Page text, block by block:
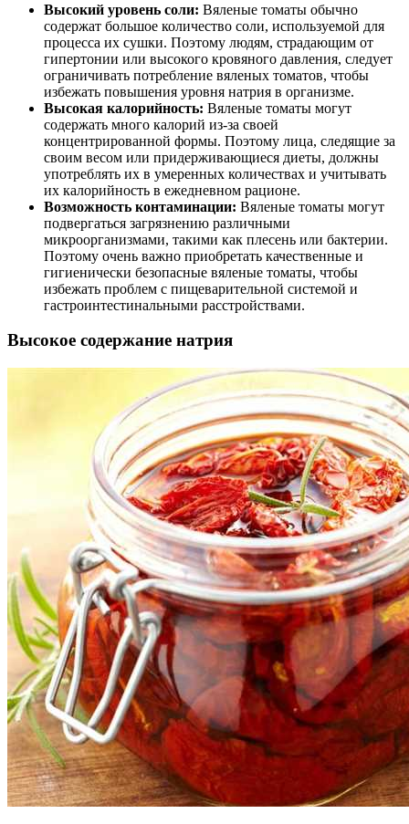
Высокий уровень соли: Вяленые томаты обычно
содержат большое количество соли, используемой для
процесса их сушки. Поэтому людям, страдающим от
гипертонии или высокого кровяного давления, следует
ограничивать потребление вяленых томатов, чтобы
избежать повышения уровня натрия в организме.
Высокая калорийность: Вяленые томаты могут
содержать много калорий из-за своей
концентрированной формы. Поэтому лица, следящие за
своим весом или придерживающиеся диеты, должны
употреблять их в умеренных количествах и учитывать
их калорийность в ежедневном рационе.
Возможность контаминации: Вяленые томаты могут
подвергаться загрязнению различными
микроорганизмами, такими как плесень или бактерии.
Поэтому очень важно приобретать качественные и
гигиенически безопасные вяленые томаты, чтобы
избежать проблем с пищеварительной системой и
гастроинтестинальными расстройствами.
Высокое содержание натрия